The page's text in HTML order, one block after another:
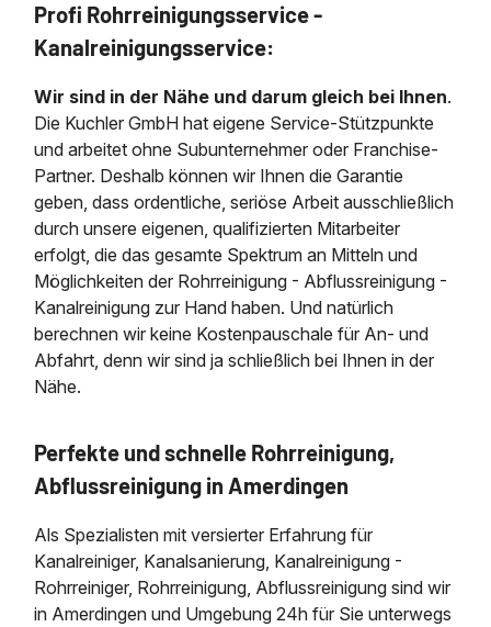
Profi Rohrreinigungsservice -
Kanalreinigungsservice:
Wir sind in der Nähe und darum gleich bei Ihnen.
Die Kuchler GmbH hat eigene Service-Stützpunkte
und arbeitet ohne Subunternehmer oder Franchise-
Partner. Deshalb können wir Ihnen die Garantie
geben, dass ordentliche, seriöse Arbeit ausschließlich
durch unsere eigenen, qualifizierten Mitarbeiter
erfolgt, die das gesamte Spektrum an Mitteln und
Möglichkeiten der Rohrreinigung - Abflussreinigung -
Kanalreinigung zur Hand haben. Und natürlich
berechnen wir keine Kostenpauschale für An- und
Abfahrt, denn wir sind ja schließlich bei Ihnen in der
Nähe.
Perfekte und schnelle Rohrreinigung,
Abflussreinigung in Amerdingen
Als Spezialisten mit versierter Erfahrung für
Kanalreiniger, Kanalsanierung, Kanalreinigung -
Rohrreiniger, Rohrreinigung, Abflussreinigung sind wir
in Amerdingen und Umgebung 24h für Sie unterwegs